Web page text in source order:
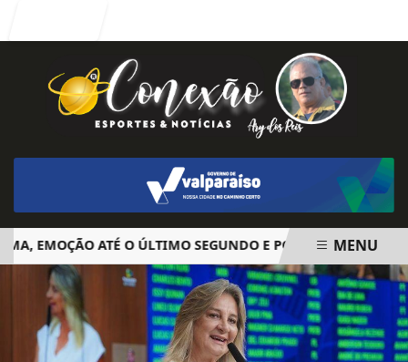
ATÉ O ÚLTIMO SEGUNDO E POLÊMICA. BIG
EM ALTA
MENU